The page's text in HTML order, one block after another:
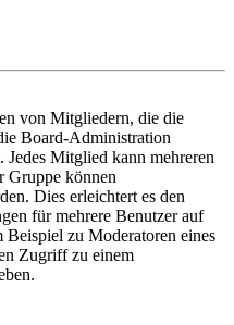
von Mitgliedern, die die
Board-Administration
Mitglied kann mehreren
Gruppe können
Dies erleichtert es den
für mehrere Benutzer auf
Beispiel zu Moderatoren eines
Zugriff zu einem